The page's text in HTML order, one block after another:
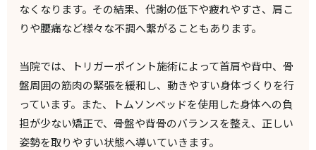
なくなります。その結果、代謝の低下や疲れやすさ、肩こ
りや腰痛など様々な不調へ繋がることもあります。
当院では、トリガーポイント施術によって首肩や背中、骨
盤周囲の筋肉の緊張を緩和し、動きやすい身体づくりを行
っています。また、トムソンベッドを使用した身体への負
担が少ない矯正で、骨盤や背骨のバランスを整え、正しい
姿勢を取りやすい状態へ導いていきます。